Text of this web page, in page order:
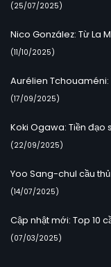
(25/07/2025)
Nico González: Từ La
(11/10/2025)
Aurélien Tchouaméni:
(17/09/2025)
Koki Ogawa: Tiền đạo
(22/09/2025)
Yoo Sang-chul cầu
(14/07/2025)
Cập nhật mới: Top 10
(07/03/2025)